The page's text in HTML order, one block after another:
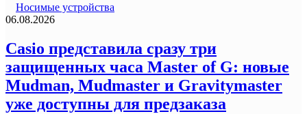
Носимые устройства
06.08.2026
Casio представила сразу три
защищенных часа Master of G: новые
Mudman, Mudmaster и Gravitymaster
уже доступны для предзаказа